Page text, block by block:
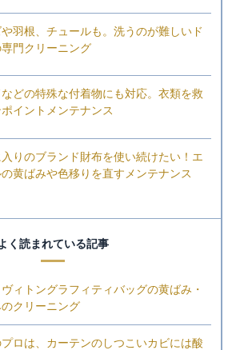
や羽根、チュールも。洗うのが難しいド
専門クリーニング
どの特殊な付着物にも対応。衣類を救
イントメンテナンス
りのブランド財布を使い続けたい！エ
黄ばみや色移りを直すメンテナンス
く読まれている記事
ィトングラフィティバッグの黄ばみ・
のクリーニング
ロは、カーテンのしつこいカビには酸